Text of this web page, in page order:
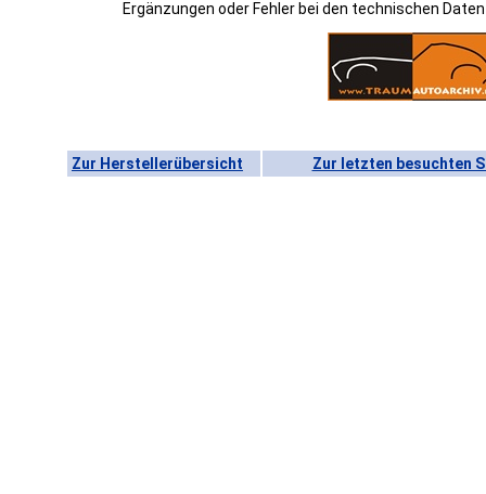
Ergänzungen oder Fehler bei den technischen
Zur Herstellerübersicht Zur letzten besuchten